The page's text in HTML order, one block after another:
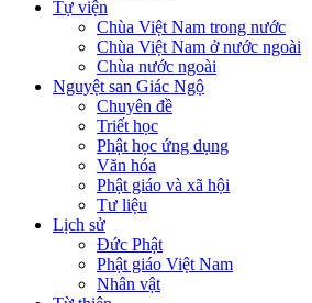
Tự viện
Chùa Việt Nam trong nước
Chùa Việt Nam ở nước ngoài
Chùa nước ngoài
Nguyệt san Giác Ngộ
Chuyên đề
Triết học
Phật học ứng dụng
Văn hóa
Phật giáo và xã hội
Tư liệu
Lịch sử
Đức Phật
Phật giáo Việt Nam
Nhân vật